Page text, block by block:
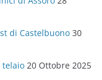
di Castelbuono 30
telaio 20 Ottobre 2025